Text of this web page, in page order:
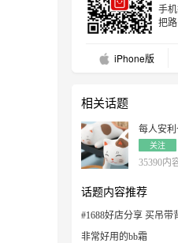
手
把
iPhone版
相关话题
每人安
关注
35390内
话题内容推荐
#1688好店分
非常好用的bb霜